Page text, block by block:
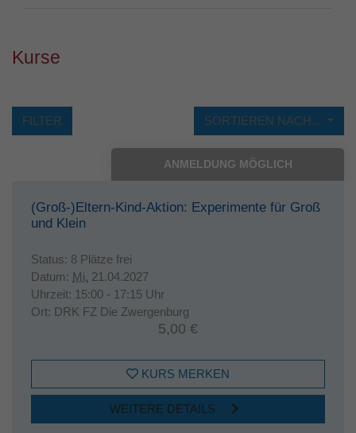
Kurse
SORTIEREN NACH...
FILTER
ANMELDUNG MÖGLICH
(Groß-)Eltern-Kind-Aktion: Experimente für Groß
und Klein
Status: 8 Plätze frei
Datum: Mi. 21.04.2027
Uhrzeit: 15:00 - 17:15 Uhr
Ort: DRK FZ Die Zwergenburg
5,00 €
KURS MERKEN
WEITERE DETAILS